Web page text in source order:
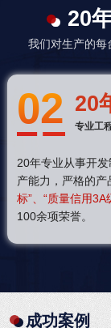
20
我们对生产的每
02 20
专业工
20年专业从事开
产能力，严格的
标”、“质量信用3A
100余项荣誉。
成功案例